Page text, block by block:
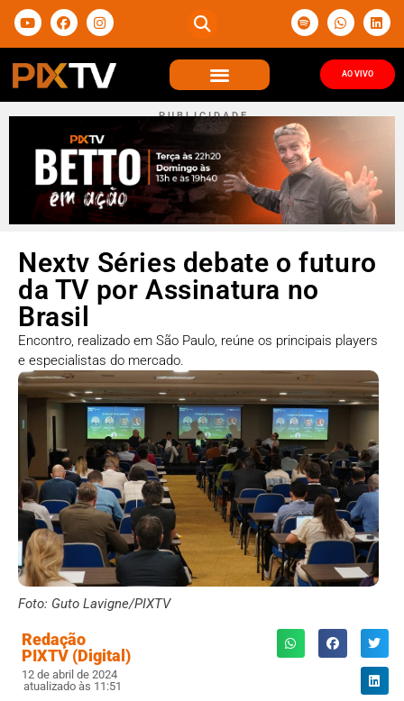
AO VIVO
P U B L I C I D A D E
Nextv Séries debate o futuro
da TV por Assinatura no
Brasil
Encontro, realizado em São Paulo, reúne os principais players
e especialistas do mercado.
Foto: Guto Lavigne/PIXTV
Redação
PIXTV (Digital)
12 de abril de 2024
atualizado às 11:51